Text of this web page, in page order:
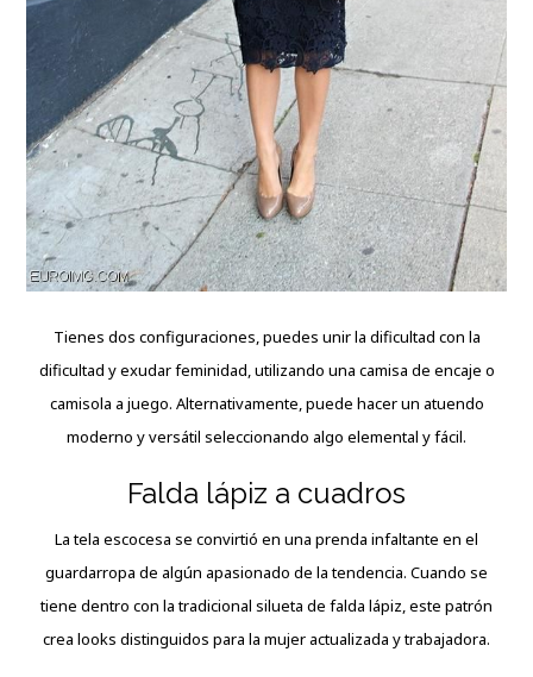
Tienes dos configuraciones, puedes unir la dificultad con la
dificultad y exudar feminidad, utilizando una camisa de encaje o
camisola a juego. Alternativamente, puede hacer un atuendo
moderno y versátil seleccionando algo elemental y fácil.
Falda lápiz a cuadros
La tela escocesa se convirtió en una prenda infaltante en el
guardarropa de algún apasionado de la tendencia. Cuando se
tiene dentro con la tradicional silueta de falda lápiz, este patrón
crea looks distinguidos para la mujer actualizada y trabajadora.